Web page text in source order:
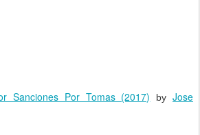
Sanciones Por Tomas (2017) byJose